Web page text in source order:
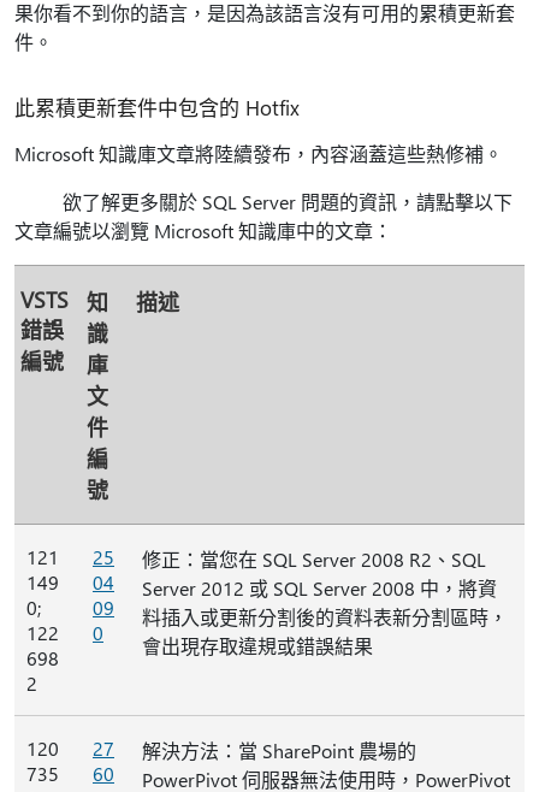
果你看不到你的語言，是因為該語言沒有可用的累積更新套
件。
此累積更新套件中包含的 Hotfix
Microsoft 知識庫文章將陸續發布，內容涵蓋這些熱修補。
欲了解更多關於 SQL Server 問題的資訊，請點擊以下
文章編號以瀏覽 Microsoft 知識庫中的文章：
VSTS
錯誤
編號
知
識
庫
文
件
編
號
描述
121
149
0;
122
698
2
25
04
09
0
修正：當您在 SQL Server 2008 R2、SQL
Server 2012 或 SQL Server 2008 中，將資
料插入或更新分割後的資料表新分割區時，
會出現存取違規或錯誤結果
120
735
27
60
解決方法：當 SharePoint 農場的
PowerPivot 伺服器無法使用時，PowerPivot